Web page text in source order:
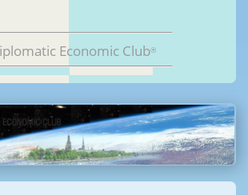
Economic Club®